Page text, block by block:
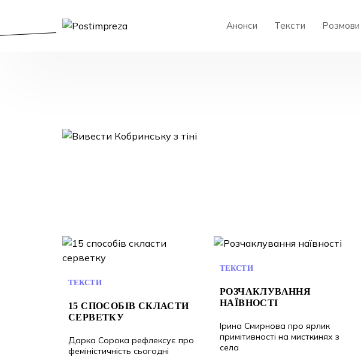
Анонси Тексти Розмови
ТЕКСТИ
15 СПОСОБІВ СКЛАСТИ
СЕРВЕТКУ
Дарка Сорока рефлексує про
феміністичність сьогодні
ТЕКСТИ
РОЗЧАКЛУВАННЯ
НАЇВНОСТІ
Ірина Смирнова про ярлик
примітивності на мисткинях з
села